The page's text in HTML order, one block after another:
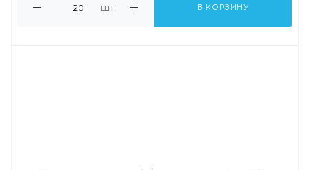
шт В КОРЗИНУ